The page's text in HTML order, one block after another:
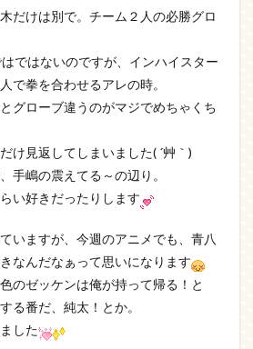
だけは別で。チーム２人の必勝グロ
ではないのですが、インハイスター
で拳を合わせるアレの時。
グローブ違うのがマジでめちゃくち
け見返してしまいました( ´艸｀)
手嶋の震えてる～の辺り。
い好きだったりします
いますが、今週のアニメでも、青八
なんだなぁって思いになります
のゼッケンは俺が持って帰る！と
る番だ、純太！とか。
した